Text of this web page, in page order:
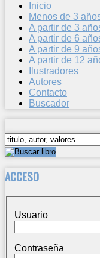
Inicio
Menos de 3
A partir de 3
A partir de 6
A partir de 9
A partir de 12
Ilustradores
Autores
Contacto
Buscador
ACCESO
Usuario
Contraseña